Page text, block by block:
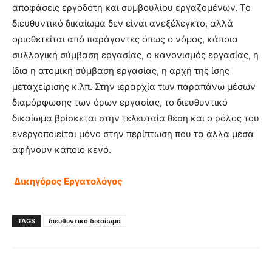
αποφάσεις εργοδότη και συμβουλίου εργαζομένων. Το
διευθυντικό δικαίωμα δεν είναι ανεξέλεγκτο, αλλά
οριοθετείται από παράγοντες όπως ο νόμος, κάποια
συλλογική σύμβαση εργασίας, ο κανονισμός εργασίας, η
ίδια η ατομική σύμβαση εργασίας, η αρχή της ίσης
μεταχείρισης κ.λπ. Στην ιεραρχία των παραπάνω μέσων
διαμόρφωσης των όρων εργασίας, το διευθυντικό
δικαίωμα βρίσκεται στην τελευταία θέση και ο ρόλος του
ενεργοποιείται μόνο στην περίπτωση που τα άλλα μέσα
αφήνουν κάποιο κενό.
Δικηγόρος Εργατολόγος
TAGS διευθυντικό δικαίωμα